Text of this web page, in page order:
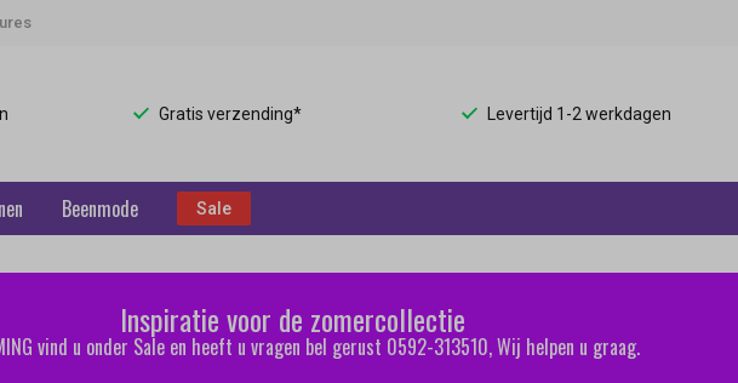
Gratis verzending* Levertijd 1-2 werkdagen
Beenmode Sale
Inspiratie voor de zomercollectie
vind u onder Sale en heeft u vragen bel gerust 0592-313510, Wij helpen u graag.